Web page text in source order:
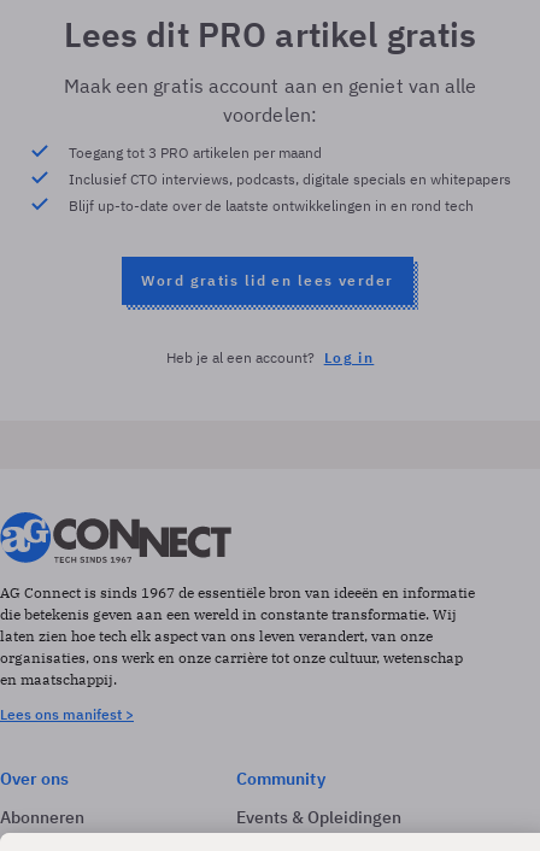
Lees dit PRO artikel gratis
Maak een gratis account aan en geniet van alle
voordelen:
Toegang tot 3 PRO artikelen per maand
Inclusief CTO interviews, podcasts, digitale specials en whitepapers
Blijf up-to-date over de laatste ontwikkelingen in en rond tech
Word gratis lid en lees verder
Heb je al een account? Log in
AG Connect is sinds 1967 de essentiële bron van ideeën en informatie
die betekenis geven aan een wereld in constante transformatie. Wij
laten zien hoe tech elk aspect van ons leven verandert, van onze
organisaties, ons werk en onze carrière tot onze cultuur, wetenschap
en maatschappij.
Lees ons manifest >
Over ons
Abonneren
Adverteren
Community
Events & Opleidingen